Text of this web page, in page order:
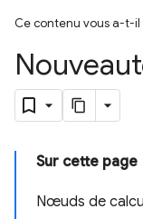
Ce contenu vous a-t-il
Sur cette page
Nœuds de